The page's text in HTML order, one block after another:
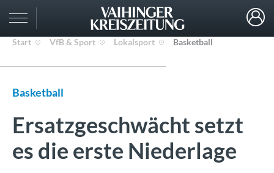
Start VfB & Sport Lokalsport Basketball
Basketball
Ersatzgeschwächt setzt
es die erste Niederlage